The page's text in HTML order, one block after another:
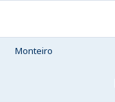
Monteiro